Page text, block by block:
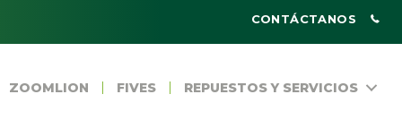
CONTÁCTANOS
ZOOMLION FIVES REPUESTOS Y SERVICIOS